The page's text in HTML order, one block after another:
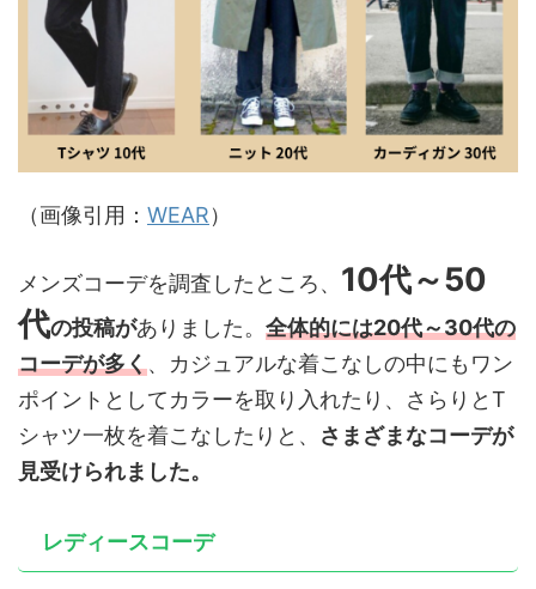
（画像引用： WEAR）
メンズコーデを調査したところ、 10代～50
代の投稿がありました。 全体的には20代～30代の
コーデが多く、カジュアルな着こなしの中にもワン
ポイントとしてカラーを取り入れたり、さらりとT
シャツ一枚を着こなしたりと、 さまざまなコーデが
見受けられました。
レディースコーデ